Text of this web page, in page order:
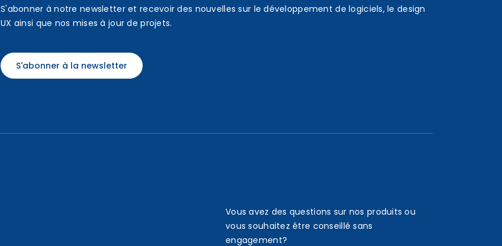
S'abonner à notre newsletter et recevoir des nouvelles sur le développement de logiciels, le design
UX ainsi que nos mises à jour de projets.
S'abonner à la newsletter
Vous avez des questions sur nos produits ou
vous souhaitez être conseillé sans
engagement?